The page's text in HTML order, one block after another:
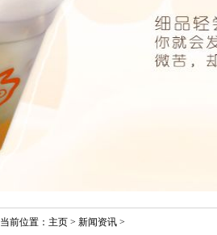
当前位置： 主页 > 新闻资讯 >